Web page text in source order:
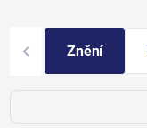
Znění